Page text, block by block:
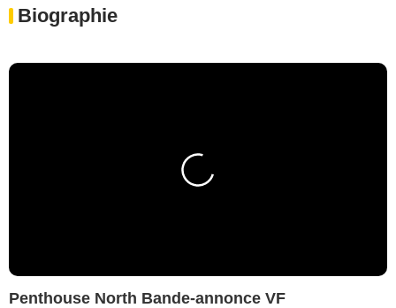
Biographie
Penthouse North Bande-annonce VF